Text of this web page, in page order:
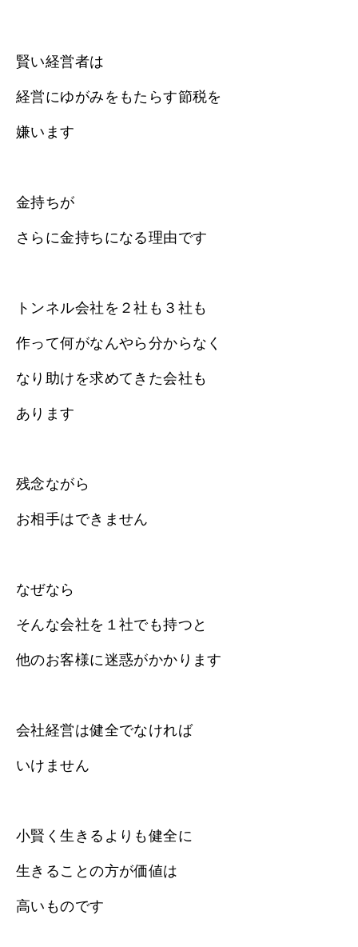
賢い経営者は
経営にゆがみをもたらす節税を
嫌います
金持ちが
さらに金持ちになる理由です
トンネル会社を２社も３社も
作って何がなんやら分からなく
なり助けを求めてきた会社も
あります
残念ながら
お相手はできません
なぜなら
そんな会社を１社でも持つと
他のお客様に迷惑がかかります
会社経営は健全でなければ
いけません
小賢く生きるよりも健全に
生きることの方が価値は
高いものです